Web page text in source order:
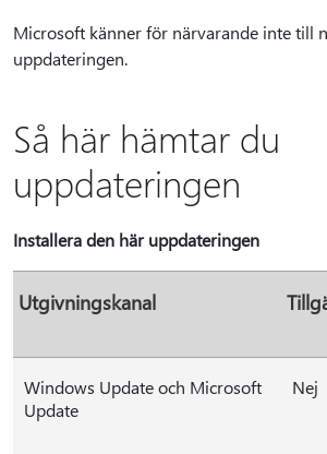
Microsoft känner för närvarande inte till
uppdateringen.
Så här hämtar du
uppdateringen
Installera den här uppdateringen
Utgivningskanal
Windows Update och Microsoft
Update
Nej